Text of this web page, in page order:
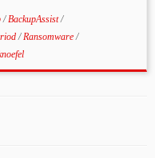
/BackupAssist/
/Ransomware/